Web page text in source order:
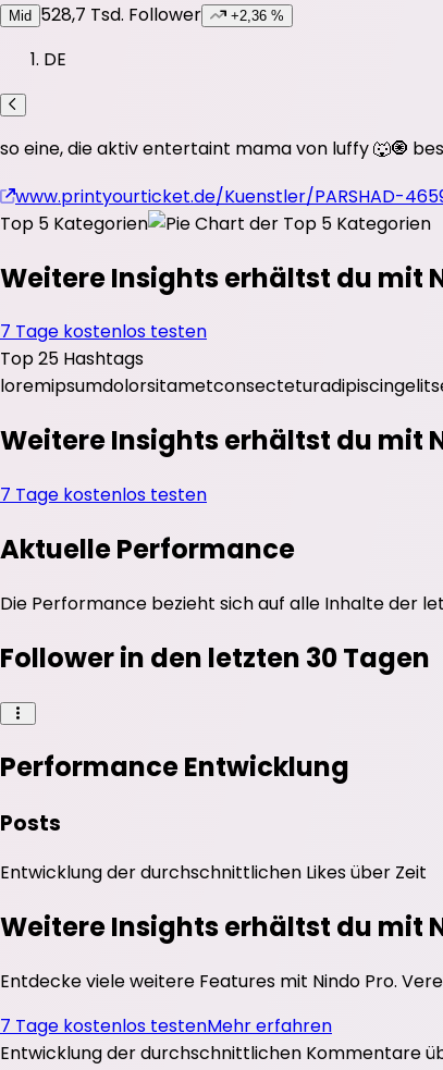
Mid 528,7 Tsd. Follower +2,36 %
DE
so eine, die aktiv entertaint mama von luffy 🐺🧿
www.printyourticket.de/Kuenstler/PARSHAD-
Top 5 Kategorien
Weitere Insights erhältst du mit
7 Tage kostenlos testen
Top 25 Hashtags
loremipsumdolorsitametconsecteturadipiscingelit
Weitere Insights erhältst du mit
7 Tage kostenlos testen
Aktuelle Performance
Die Performance bezieht sich auf alle Inhalte der
Follower in den letzten 30 Tagen
Performance Entwicklung
Posts
Entwicklung der durchschnittlichen Likesüber Zeit
Weitere Insights erhältst du mit
Entdecke viele weitere Features mit Nindo Pro.
7 Tage kostenlos testenMehr erfahren
Entwicklung der durchschnittlichen Kommentare